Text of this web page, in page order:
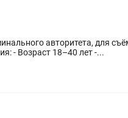
авторитета, для
сюжеты). Требования: - Возраст 18–40 лет -...